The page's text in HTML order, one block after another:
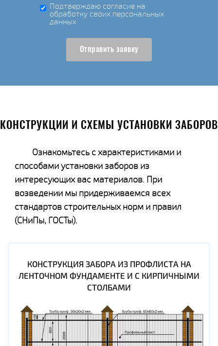
Подтверждаю согласие на
обработку своих персональных
данных
Отправить заявку
КОНСТРУКЦИИ И СХЕМЫ УСТАНОВКИ ЗАБОРОВ
Ознакомьтесь с характеристиками и
способами установки заборов из
интересующих вас материалов. При
возведении мы придерживаемся всех
стандартов строительных норм и правил
(СНиПы, ГОСТы).
КОНСТРУКЦИЯ ЗАБОРА ИЗ ПРОФЛИСТА НА
ЛЕНТОЧНОМ ФУНДАМЕНТЕ И С КИРПИЧНЫМИ
СТОЛБАМИ